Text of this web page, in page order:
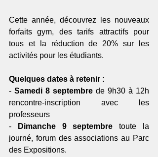
Cette année, découvrez les nouveaux
forfaits gym, des tarifs attractifs pour
tous et la réduction de 20% sur les
activités pour les étudiants.
Quelques dates à retenir :
- Samedi 8 septembre de 9h30 à 12h
rencontre-inscription avec les
professeurs
-
Dimanche 9 septembre toute la
journé, forum des associations au Parc
des Expositions.